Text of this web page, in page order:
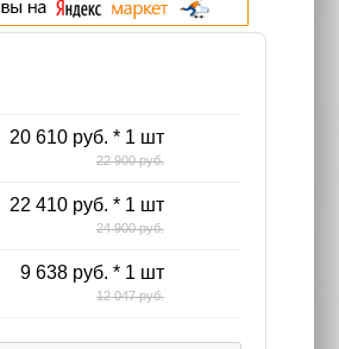
20 610 руб. * 1 шт
22 900 руб.
22 410 руб. * 1 шт
24 900 руб.
9 638 руб. * 1 шт
12 047 руб.